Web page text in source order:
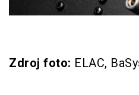
Zdroj foto: ELAC,